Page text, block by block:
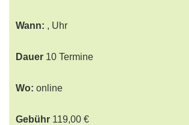
Wann: , Uhr
Dauer 10 Termine
Wo: online
Gebühr 119,00 €